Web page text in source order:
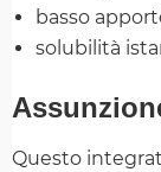
basso
solubilità
Questo